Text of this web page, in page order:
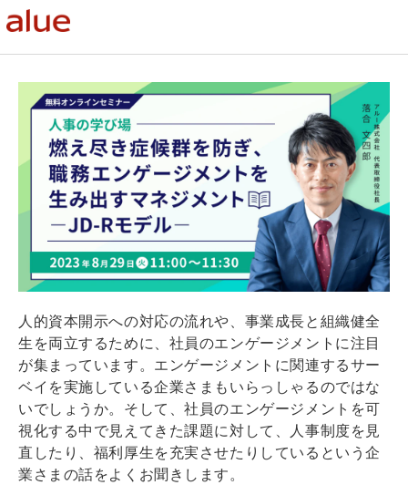
人的資本開示への対応の流れや、事業成長と組織健全
生を両立するために、社員のエンゲージメントに注目
が集まっています。エンゲージメントに関連するサー
ベイを実施している企業さまもいらっしゃるのではな
いでしょうか。そして、社員のエンゲージメントを可
視化する中で見えてきた課題に対して、人事制度を見
直したり、福利厚生を充実させたりしているという企
業さまの話をよくお聞きします。